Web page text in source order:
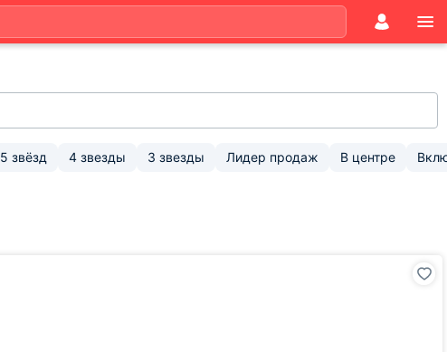
5 звёзд 4 звезды 3 звезды Лидер продаж В центре